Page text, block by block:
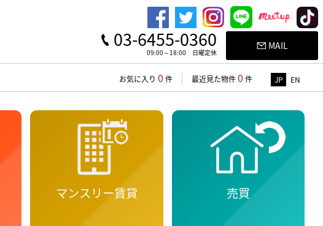
03-6455-0360
09:00～18:00 日曜定休
MAIL
お気に入り 0 件 最近見た物件0 件 JP EN
マンスリー賃貸 売買